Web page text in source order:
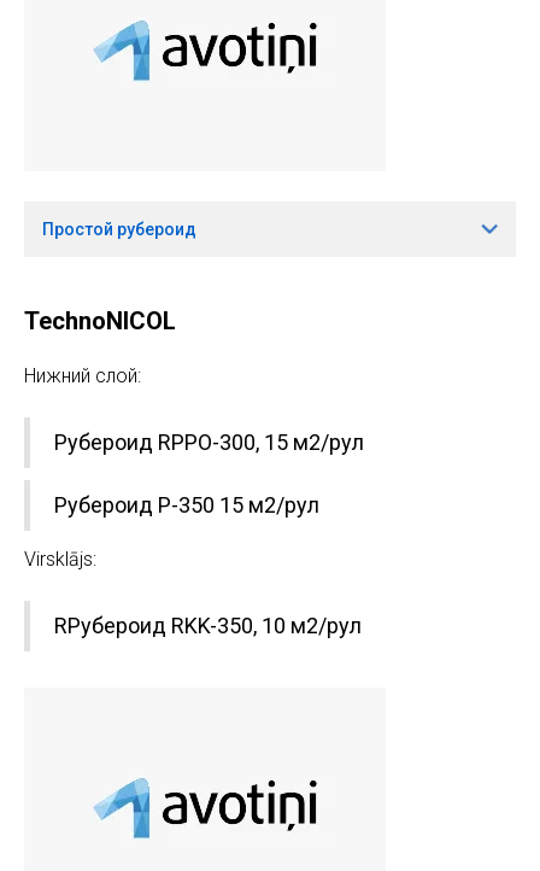
Простой рубероид
TechnoNICOL
Нижний слой:
Рубероид RPPO-300, 15 м2/рул
Рубероид P-350 15 м2/рул
Virsklājs:
RРубероид RKK-350, 10 м2/рул